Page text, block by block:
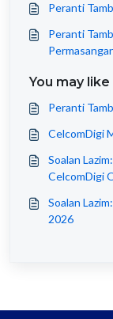
Peranti
Peranti
You may
Peranti
CelcomDigi
Soalan
CelcomDigi
Soalan
2026